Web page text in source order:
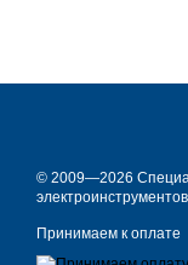
© 2009—2026
Принимаем к оплате